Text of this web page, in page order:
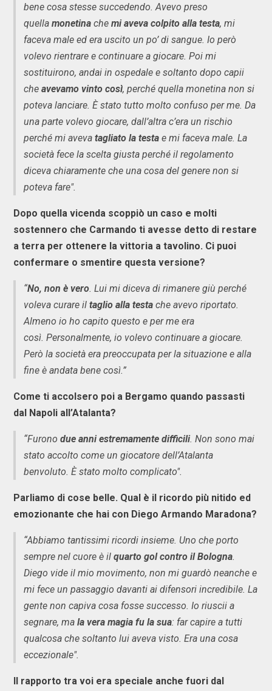
bene cosa stesse succedendo. Avevo preso
quella monetina che mi aveva colpito alla testa, mi
faceva male ed era uscito un po’ di sangue. Io però
volevo rientrare e continuare a giocare. Poi mi
sostituirono, andai in ospedale e soltanto dopo capii
che avevamo vinto così, perché quella monetina non si
poteva lanciare. È stato tutto molto confuso per me. Da
una parte volevo giocare, dall’altra c’era un rischio
perché mi aveva tagliato la testa e mi faceva male. La
società fece la scelta giusta perché il regolamento
diceva chiaramente che una cosa del genere non si
poteva fare".
Dopo quella vicenda scoppiò un caso e molti
sostennero che Carmando ti avesse detto di restare
a terra per ottenere la vittoria a tavolino. Ci puoi
confermare o smentire questa versione?
“No, non è vero. Lui mi diceva di rimanere giù perché
voleva curare il taglio alla testa che avevo riportato.
Almeno io ho capito questo e per me era
così. Personalmente, io volevo continuare a giocare.
Però la società era preoccupata per la situazione e alla
fine è andata bene così.”
Come ti accolsero poi a Bergamo quando passasti
dal Napoli all’Atalanta?
“Furono due anni estremamente difficili. Non sono mai
stato accolto come un giocatore dell’Atalanta
benvoluto. È stato molto complicato".
Parliamo di cose belle. Qual è il ricordo più nitido ed
emozionante che hai con Diego Armando Maradona?
“Abbiamo tantissimi ricordi insieme. Uno che porto
sempre nel cuore è il quarto gol contro il Bologna.
Diego vide il mio movimento, non mi guardò neanche e
mi fece un passaggio davanti ai difensori incredibile. La
gente non capiva cosa fosse successo. Io riuscii a
segnare, ma la vera magia fu la sua: far capire a tutti
qualcosa che soltanto lui aveva visto. Era una cosa
eccezionale".
Il rapporto tra voi era speciale anche fuori dal